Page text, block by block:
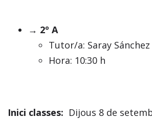
→ 2º A
Tutor/a: Saray Sánchez
Hora: 10:30 h
Inici classes: Dijous 8 de